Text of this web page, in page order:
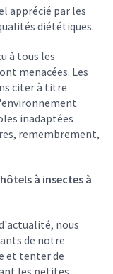
apprécié par les
diététiques.
à tous les
menacées. Les
citer à titre
inadaptées
remembrement,
à insectes à
nous
de notre
et tenter de